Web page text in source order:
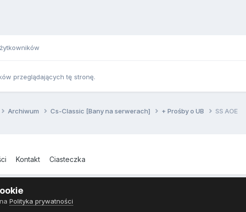
przeglądających tę stronę.
Archiwum Cs-Classic [Bany na serwerach] + Prośby o UB SS AOE
Kontakt Ciasteczka
Polityka prywatności